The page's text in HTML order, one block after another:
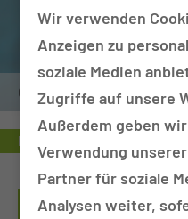
Geburtshilfe
Personen
Wir verwenden
Anzeigen zu
soziale Medien
Zugriffe auf unsere
Außerdem geben
Verwendung
Partner für soziale
Analysen weiter,